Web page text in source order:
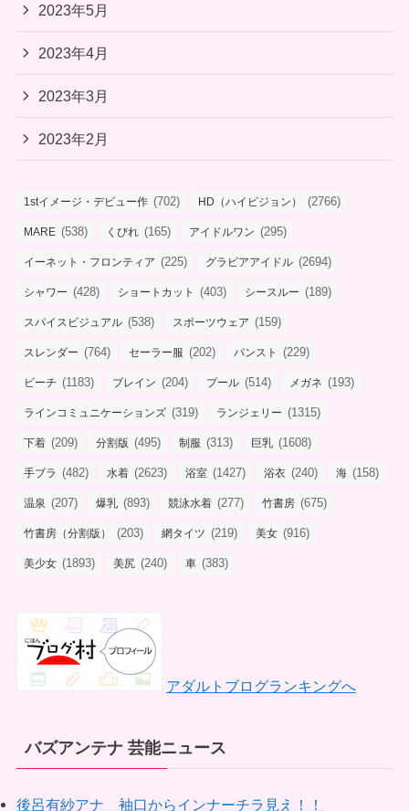
2023年5月
2023年4月
2023年3月
2023年2月
1stイメージ・デビュー作 (702) HD（ハイビジョン） (2766)
MARE (538) くびれ (165) アイドルワン (295)
イーネット・フロンティア (225) グラビアアイドル (2694)
シャワー (428) ショートカット (403) シースルー (189)
スパイスビジュアル (538) スポーツウェア (159)
スレンダー (764) セーラー服 (202) パンスト (229)
ビーチ (1183) ブレイン (204) プール (514) メガネ (193)
ラインコミュニケーションズ (319) ランジェリー (1315)
下着 (209) 分割版 (495) 制服 (313) 巨乳 (1608)
手ブラ (482) 水着 (2623) 浴室 (1427) 浴衣 (240) 海 (158)
温泉 (207) 爆乳 (893) 競泳水着 (277) 竹書房 (675)
竹書房（分割版） (203) 網タイツ (219) 美女 (916)
美少女 (1893) 美尻 (240) 車 (383)
アダルトブログランキングへ
バズアンテナ 芸能ニュース
後呂有紗アナ 袖口からインナーチラ見え！！